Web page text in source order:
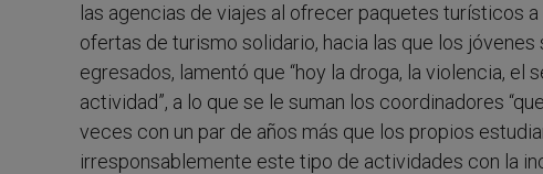
las agencias de viajes al ofrecer paquetes turísticos
ofertas de turismo solidario, hacia las que los
egresados, lamentó que “hoy la droga, la violencia,
actividad”, a lo que se le suman los coordinadores
veces con un par de años más que los propios
irresponsablemente este tipo de actividades con la